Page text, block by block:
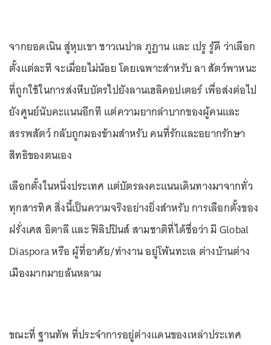
จากยอดเนิน สู่หุบเขา ชาวเนปาล ภูฏาน และ เปรู รู้ดี ว่าเลือก
ตั้งแต่ละที จะเมื่อยไม่น้อย โดยเฉพาะสำหรับ ลา สัตว์พาหนะ
ที่ถูกใช้ในการส่งหีบบัตรไปยังลานเฮลิคอปเตอร์ เพื่อส่งต่อไป
ยังศูนย์นับคะแนนอีกที แต่ความยากลำบากของผู้คนและ
สรรพสัตว์ กลับถูกมองข้ามสำหรับ คนที่รักและอยากรักษา
สิทธิของตนเอง
เลือกตั้งในหนึ่งประเทศ แต่บัตรลงคะแนนเดินทางมาจากทั่ว
ทุกสารทิศ สิ่งนี้เป็นความจริงอย่างยิ่งสำหรับ การเลือกตั้งของ
ฝรั่งเศส อิตาลี และ ฟิลิปปินส์ สามชาติที่ได้ชื่อว่า มี Global
Diaspora หรือ ผู้ที่อาศัย/ทำงาน อยู่โพ้นทะเล ต่างบ้านต่าง
เมืองมากมายล้นหลาม
ขณะที่ ฐานทัพ ที่ประจำการอยู่ต่างแดนของเหล่าประเทศ